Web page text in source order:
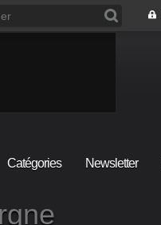
Catégories Newsletter